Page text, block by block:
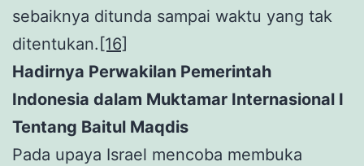
sebaiknya ditunda sampai waktu yang tak
ditentukan. [16]
Hadirnya Perwakilan Pemerintah
Indonesia dalam Muktamar Internasional I
Tentang Baitul Maqdis
Pada upaya Israel mencoba membuka